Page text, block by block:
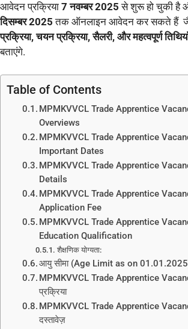
आवेदन प्रक्रिया 7 नवम्बर 2025 से शुरू हो चुकी है
दिसम्बर 2025 तक ऑनलाइन आवेदन कर सकते हैं
प्रक्रिया, चयन प्रक्रिया, सैलरी, और महत्वपूर्ण
बताएंगे.
Table of Contents
MPMKVVCL Trade Apprentice
Overviews
MPMKVVCL Trade Apprentice
Important Dates
MPMKVVCL Trade Apprentice
Details
MPMKVVCL Trade Apprentice
Application Fee
MPMKVVCL Trade Apprentice
Education Qualification
शैक्षणिक योग्यता:
आयु सीमा (Age Limit as on
MPMKVVCL Trade Apprentice
प्रक्रिया
MPMKVVCL Trade Apprentice
दस्तावेज़